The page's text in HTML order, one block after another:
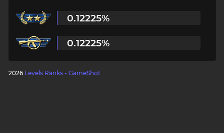
Пароль 0.12225%
0.12225%
2026 Levels Ranks - GameShot